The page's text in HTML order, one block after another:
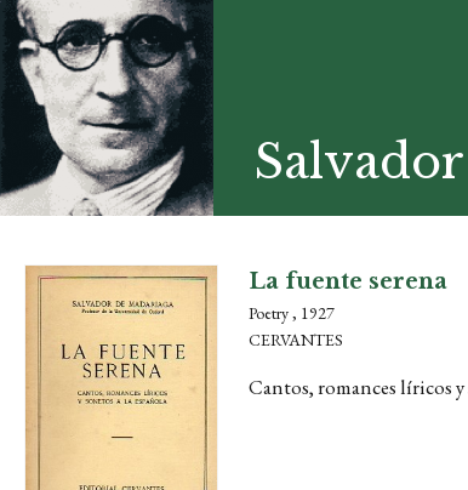
La fuente serena
Poetry , 1927
CERVANTES
Cantos, romances líricos y